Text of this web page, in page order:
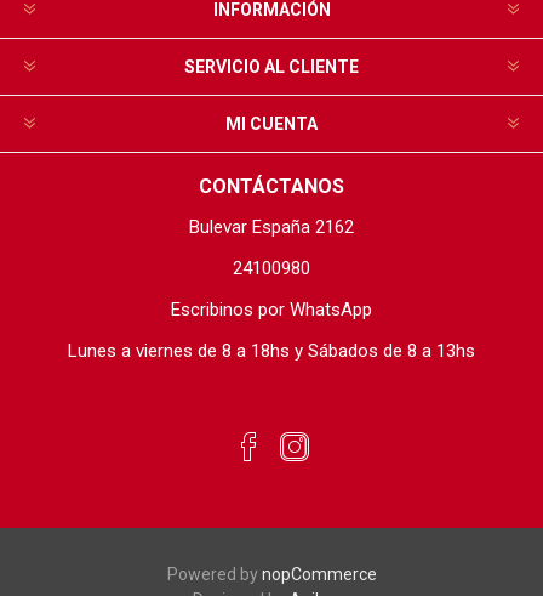
INFORMACIÓN
SERVICIO AL CLIENTE
MI CUENTA
CONTÁCTANOS
Bulevar España 2162
24100980
Escribinos por WhatsApp
Lunes a viernes de 8 a 18hs y Sábados de 8 a 13hs
Powered bynopCommerce